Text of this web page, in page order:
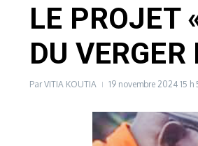
LE PROJET
DU VERGER
ParVITIA KOUTIA 19 novembre 2024 15 h